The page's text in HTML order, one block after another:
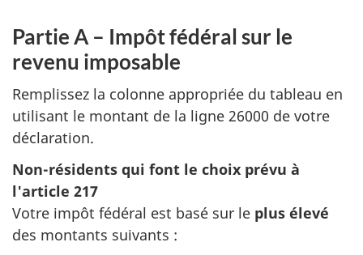
Partie A – Impôt fédéral sur le
revenu imposable
Remplissez la colonne appropriée du tableau en
utilisant le montant de la ligne 26000 de votre
déclaration.
Non-résidents qui font le choix prévu à
l'article 217
Votre impôt fédéral est basé sur le plus élevé
des montants suivants :